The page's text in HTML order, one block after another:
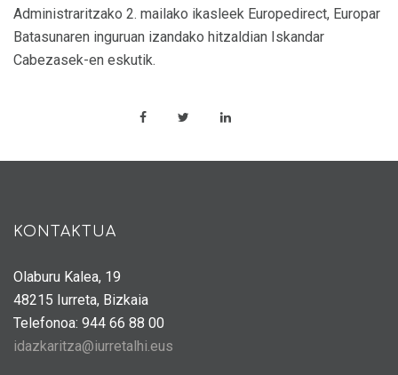
Administraritzako 2. mailako ikasleek Europedirect, Europar
Batasunaren inguruan izandako hitzaldian Iskandar
Cabezasek-en eskutik.
KONTAKTUA
Olaburu Kalea, 19
48215 Iurreta, Bizkaia
Telefonoa: 944 66 88 00
idazkaritza@iurretalhi.eus